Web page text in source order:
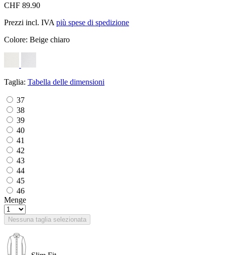
CHF 89.90
Prezzi incl. IVA più spese di spedizione
Colore: Beige chiaro
Taglia: Tabella delle dimensioni
37
38
39
40
41
42
43
44
45
46
Menge
Nessuna taglia selezionata